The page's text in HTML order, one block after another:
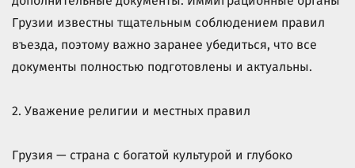
Грузии известны тщательным соблюдением правил
въезда, поэтому важно заранее убедиться, что все
документы полностью подготовлены и актуальны.
2. Уважение религии и местных правил
Грузия — страна с богатой культурой и глубоко